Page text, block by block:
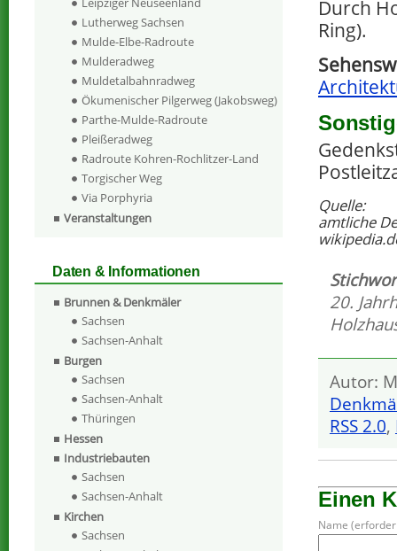
Durch
Ring).
Quelle:
amtliche
20.
Autor:
RSS 2.0,
Einen
Name
Lutherweg Sachsen
Mulde-Elbe-Radroute
Mulderadweg
Muldetalbahnradweg
Ökumenischer Pilgerweg (Jakobsweg)
Parthe-Mulde-Radroute
Pleißeradweg
Radroute Kohren-Rochlitzer-Land
Torgischer Weg
Via Porphyria
Veranstaltungen
Daten & Informationen
Brunnen & Denkmäler
Sachsen
Sachsen-Anhalt
Burgen
Sachsen
Sachsen-Anhalt
Thüringen
Hessen
Industriebauten
Sachsen
Sachsen-Anhalt
Kirchen
Sachsen